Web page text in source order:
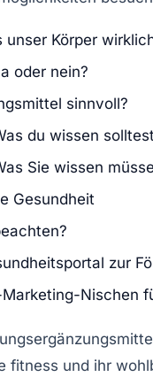
unser Körper
oder nein?
sinnvoll?
du wissen
Sie wissen
Gesundheit
zur
Nischen